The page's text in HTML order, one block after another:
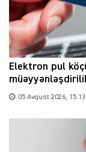
Elektron pul
05 Avqust 2026, 15:13